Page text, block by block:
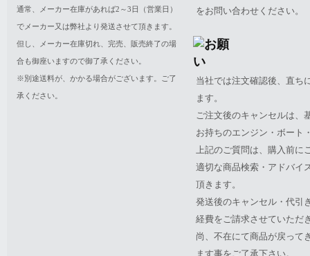
通常、メーカー在庫があれば2～3日（営業日）
でメーカー又は弊社より発送させて頂きます。
但し、メーカー在庫切れ、完売、販売終了の場
合も御座いますので御了承ください。
※別途送料が、かかる場合がございます。ご了
承ください。
をお問い合わせください。
当社では注文確認後、直ち
ます。
ご注文後のキャンセルは、
お持ちのエンジン・ボート
上記のご質問は、購入前に
適切な商品検索・アドバイ
頂きます。
発送後のキャンセル・代引
経費をご請求させていただ
尚、不在にて商品が戻って
ます事をご了承下さい。